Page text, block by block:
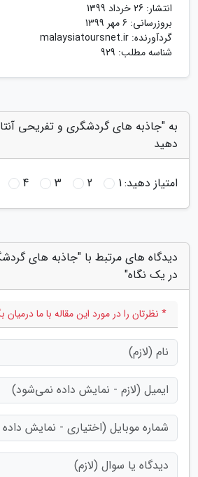
انتشار: 26 خرداد 1399
بروزرسانی: 6 مهر 1399
گردآورنده: malaysiatoursnet.ir
شناسه مطلب: 929
به "جاذبه های گردشگری و تفریحی
دهید
امتیاز دهید:1
2
3
4
دیدگاه های مرتبط با "جاذبه های
در یک نگاه"
* نظرتان را در مورد این مقاله با ما درمیان